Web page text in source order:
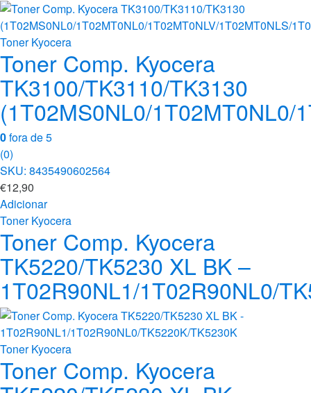
Toner Kyocera
Toner Comp. Kyocera
TK3100/TK3110/TK3130
(1T02MS0NL0/1T02MT0NL0/
0fora de 5
(0)
SKU: 8435490602564
€12,90
Adicionar
Toner Kyocera
Toner Comp. Kyocera
TK5220/TK5230 XL BK –
1T02R90NL1/1T02R90NL0/
Toner Kyocera
Toner Comp. Kyocera